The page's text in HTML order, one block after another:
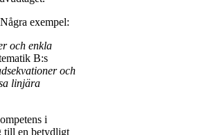
exempel:
och enkla
B:s
och
linjära
i
till en betydligt